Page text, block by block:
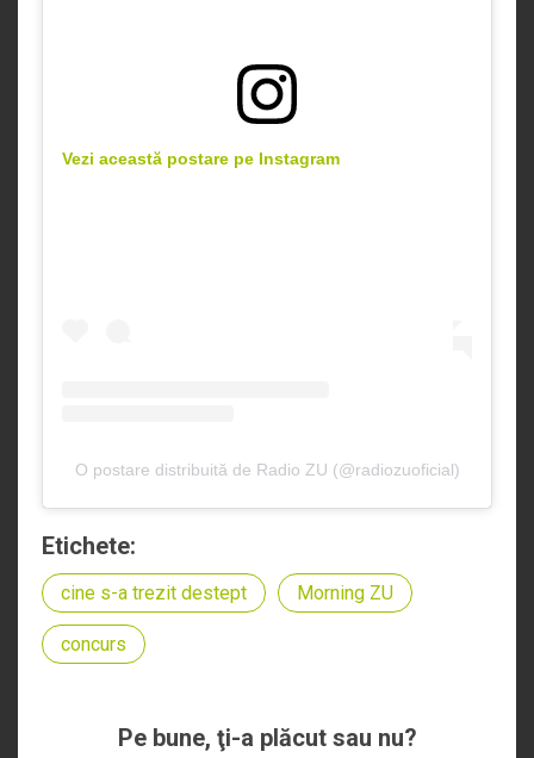
Vezi această postare pe Instagram
O postare distribuită de Radio ZU (@radiozuoficial)
Etichete:
cine s-a trezit destept Morning ZU
concurs
Pe bune, ţi-a plăcut sau nu?